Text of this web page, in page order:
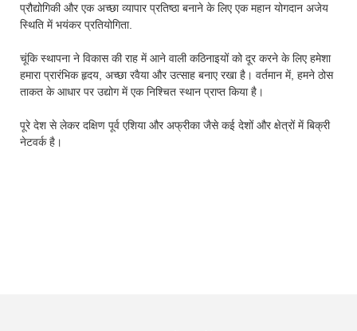
प्रौद्योगिकी और एक अच्छा व्यापार प्रतिष्ठा बनाने के लिए एक महान योगदान अजेय
स्थिति में भयंकर प्रतियोगिता.
चूंकि स्थापना ने विकास की राह में आने वाली कठिनाइयों को दूर करने के लिए हमेशा
हमारा प्रारंभिक हृदय, अच्छा रवैया और उत्साह बनाए रखा है। वर्तमान में, हमने ठोस
ताकत के आधार पर उद्योग में एक निश्चित स्थान प्राप्त किया है।
पूरे देश से लेकर दक्षिण पूर्व एशिया और अफ्रीका जैसे कई देशों और क्षेत्रों में बिक्री
नेटवर्क है।